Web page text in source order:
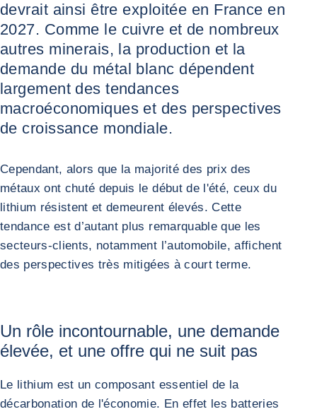
devrait ainsi être exploitée en France en
2027. Comme le cuivre et de nombreux
autres minerais, la production et la
demande du métal blanc dépendent
largement des tendances
macroéconomiques et des perspectives
de croissance mondiale.
Cependant, alors que la majorité des prix des
métaux ont chuté depuis le début de l'été, ceux du
lithium résistent et demeurent élevés. Cette
tendance est d’autant plus remarquable que les
secteurs-clients, notamment l’automobile, affichent
des perspectives très mitigées à court terme.
Un rôle incontournable, une demande
élevée, et une offre qui ne suit pas
Le lithium est un composant essentiel de la
décarbonation de l'économie. En effet les batteries